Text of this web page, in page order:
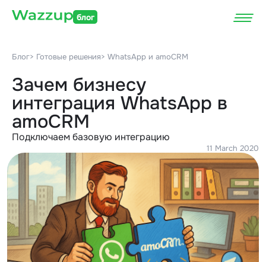
блог
Блог> Готовые решения> WhatsApp и amoCRM
Зачем бизнесу
интеграция WhatsApp в
amoCRM
Подключаем базовую интеграцию
11 March 2020